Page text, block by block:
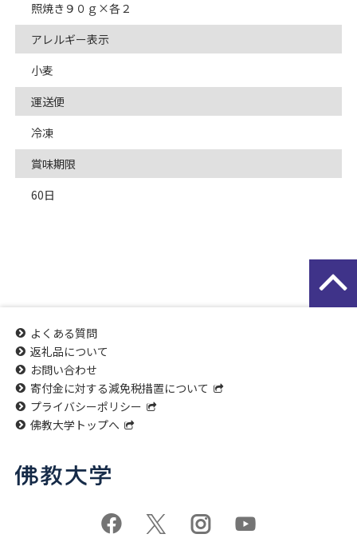
照焼き９０ｇ×各２
アレルギー表示
小麦
運送便
冷凍
賞味期限
60日
よくある質問
返礼品について
お問い合わせ
寄付金に対する減免税措置について
プライバシーポリシー
佛教大学トップへ